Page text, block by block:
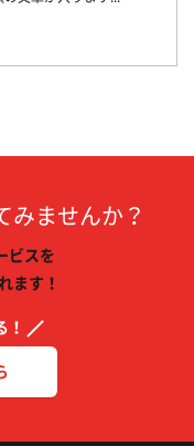
みませんか？
ビスを
ます！
！